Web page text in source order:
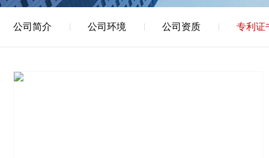
公司简介 公司环境 公司资质 专利证